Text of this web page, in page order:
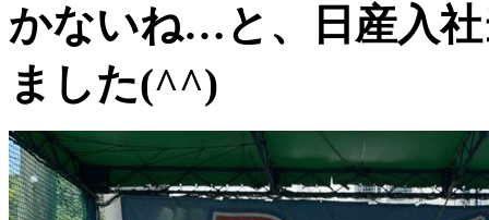
かないね…と、日産入
ました(^^)